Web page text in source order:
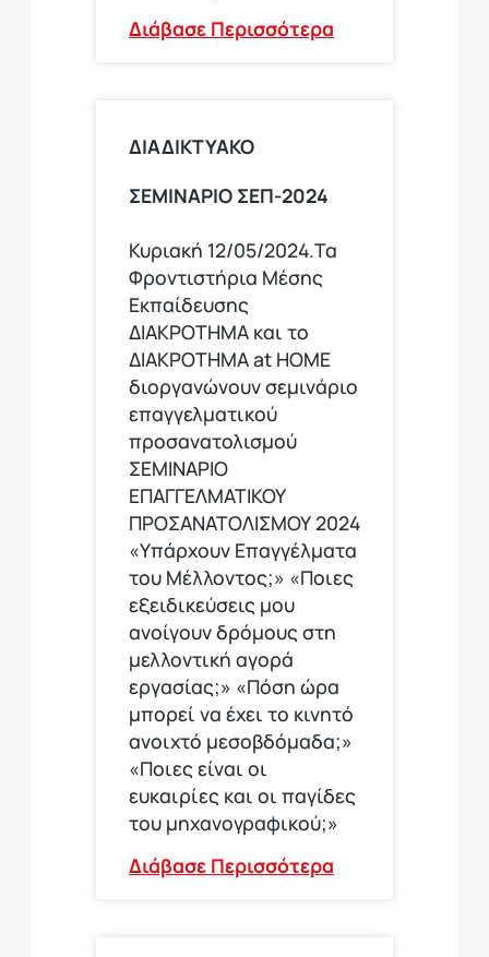
Διάβασε Περισσότερα
ΔΙΑΔΙΚΤΥΑΚΟ
ΣΕΜΙΝΑΡΙΟ ΣΕΠ-2024
Κυριακή 12/05/2024.Τα
Φροντιστήρια Μέσης
Εκπαίδευσης
ΔΙΑΚΡΟΤΗΜΑ και το
ΔΙΑΚΡΟΤΗΜΑ at HOME
διοργανώνουν σεμινάριο
επαγγελματικού
προσανατολισμού
ΣΕΜΙΝΑΡΙΟ
ΕΠΑΓΓΕΛΜΑΤΙΚΟΥ
ΠΡΟΣΑΝΑΤΟΛΙΣΜΟΥ 2024
«Υπάρχουν Επαγγέλματα
του Μέλλοντος;» «Ποιες
εξειδικεύσεις μου
ανοίγουν δρόμους στη
μελλοντική αγορά
εργασίας;» «Πόση ώρα
μπορεί να έχει το κινητό
ανοιχτό μεσοβδόμαδα;»
«Ποιες είναι οι
ευκαιρίες και οι παγίδες
του μηχανογραφικού;»
Διάβασε Περισσότερα